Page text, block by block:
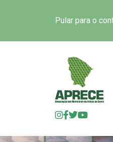
Pular para o